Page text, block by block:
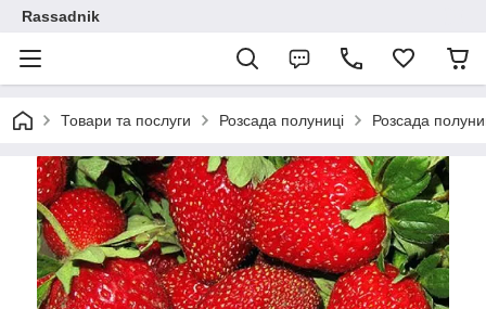
Rassadnik
Товари та послуги Розсада полуниці Розсада